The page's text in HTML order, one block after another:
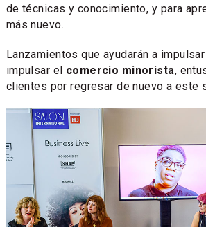
de técnicas y conocimiento, y para
más nuevo.
Lanzamientos que ayudarán a
impulsar el comercio minorista,
clientes por regresar de nuevo a este